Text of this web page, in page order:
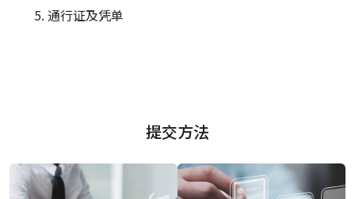
通行证及凭单
提交方法